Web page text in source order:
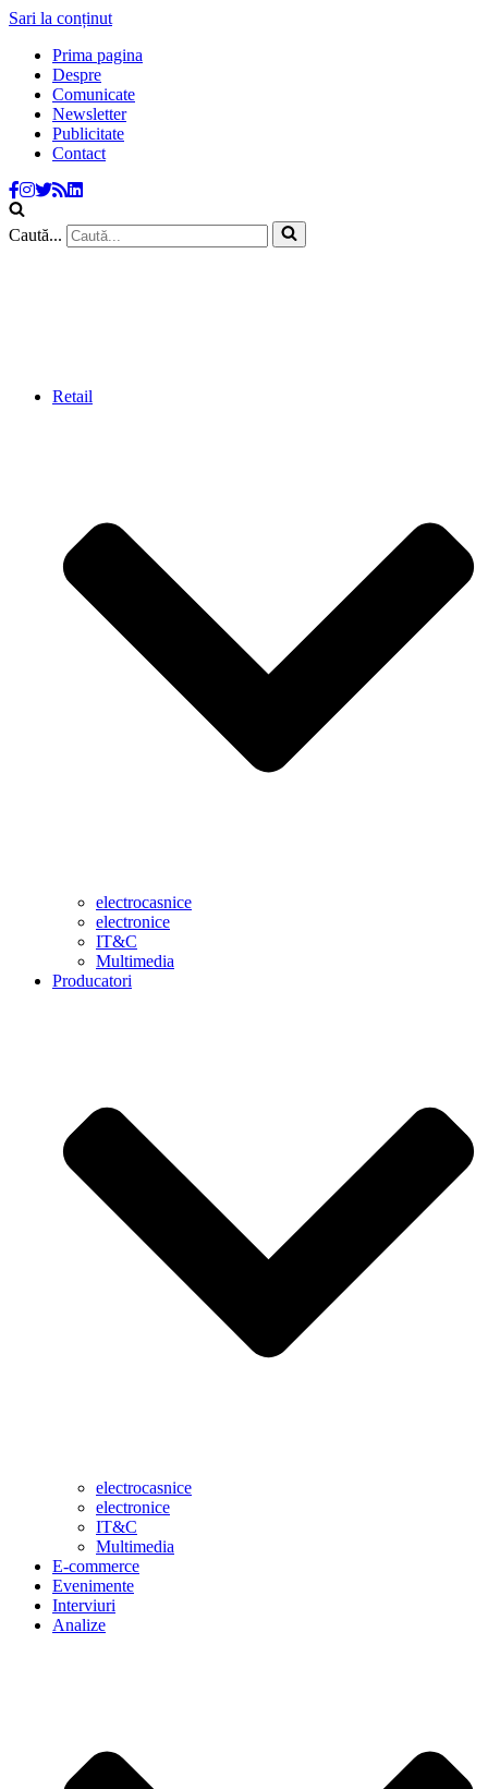
Sari la conținut
Prima pagina
Despre
Comunicate
Newsletter
Publicitate
Contact
Caută...
Retail
electrocasnice
electronice
IT&C
Multimedia
Producatori
electrocasnice
electronice
IT&C
Multimedia
E-commerce
Evenimente
Interviuri
Analize